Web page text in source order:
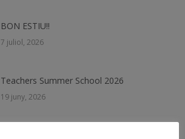
BON ESTIU!!
7 juliol, 2026
Teachers Summer School 2026
19 juny, 2026